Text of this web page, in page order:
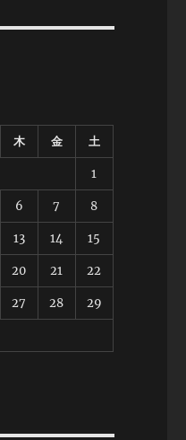
木 金 土
1
6 7 8
13 14 15
20 21 22
27 28 29